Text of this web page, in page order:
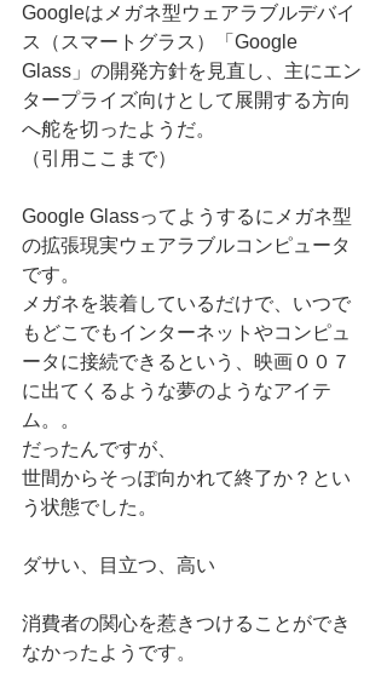
Googleはメガネ型ウェアラブルデバイ
ス（スマートグラス）「Google
Glass」の開発方針を見直し、主にエン
タープライズ向けとして展開する方向
へ舵を切ったようだ。
（引用ここまで）
Google Glassってようするにメガネ型
の拡張現実ウェアラブルコンピュータ
です。
メガネを装着しているだけで、いつで
もどこでもインターネットやコンピュ
ータに接続できるという、映画００７
に出てくるような夢のようなアイテ
ム。。
だったんですが、
世間からそっぽ向かれて終了か？とい
う状態でした。
ダサい、目立つ、高い
消費者の関心を惹きつけることができ
なかったようです。